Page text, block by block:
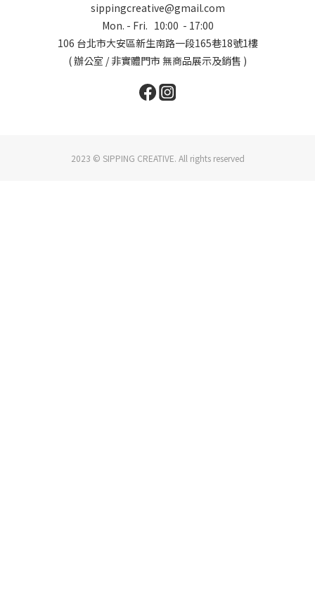
sippingcreative@gmail.com
Mon. - Fri. 10:00 - 17:00
106 台北市大安區新生南路一段165巷18號1樓
( 辦公室 / 非實體門市 無商品展示及銷售 )
2023 © SIPPING CREATIVE. All rights reserved